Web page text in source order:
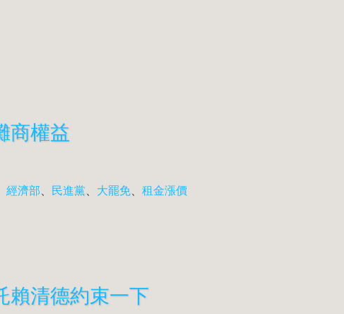
商權益
經濟部 民進黨 大罷免
租金漲價
賴清德約束一下